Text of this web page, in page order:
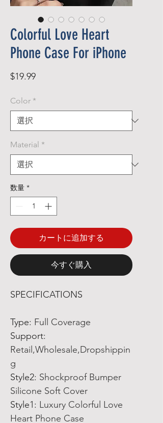
Colorful Love Heart
Phone Case For iPhone
$19.99価
Color *
Material *
数量 *
カートに追加する
今すぐ購入
SPECIFICATIONS
Type: Full Coverage
Support:
Retail,Wholesale,Dropshippin
g
Style2: Shockproof Bumper
Silicone Soft Cover
Style1: Luxury Colorful Love
Heart Phone Case